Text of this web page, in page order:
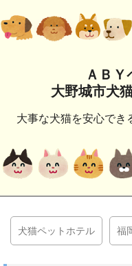
ＡＢＹ
大野城市犬
大事な犬猫を安心でき
犬猫ペットホテル 福